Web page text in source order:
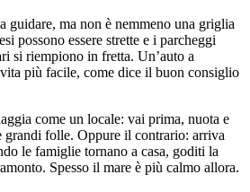
ma non è nemmeno una griglia
possono essere strette e i parcheggi
si riempiono in fretta. Un’auto a
più facile, come dice il buon consiglio
come un locale: vai prima, nuota e
grandi folle. Oppure il contrario: arriva
le famiglie tornano a casa, goditi la
Spesso il mare è più calmo allora.